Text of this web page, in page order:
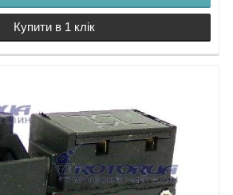
Купити в 1 клік